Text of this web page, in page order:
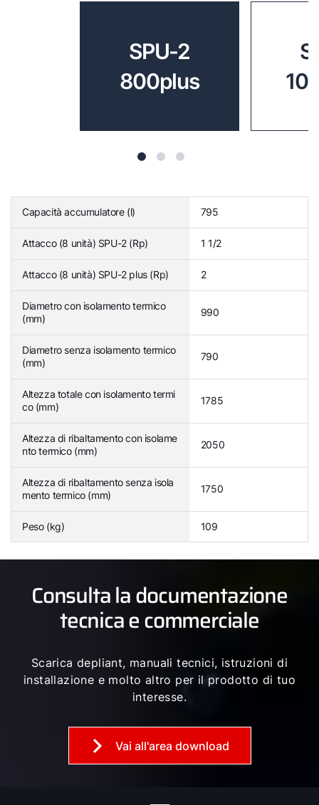
SPU-2
800plus
Capacità accumulatore (l) 795
Attacco (8 unità) SPU-2 (Rp) 1 1/2
Attacco (8 unità) SPU-2 plus (Rp) 2
Diametro con isolamento termico
(mm)
990
Diametro senza isolamento termico
(mm)
790
Altezza totale con isolamento termi
co (mm)
1785
Altezza di ribaltamento con isolame
nto termico (mm)
2050
Altezza di ribaltamento senza isola
mento termico (mm)
1750
Peso (kg) 109
Consulta la documentazione
tecnica e commerciale
Scarica depliant, manuali tecnici, istruzioni di
installazione e molto altro per il prodotto di tuo
interesse.
Vai all'area download